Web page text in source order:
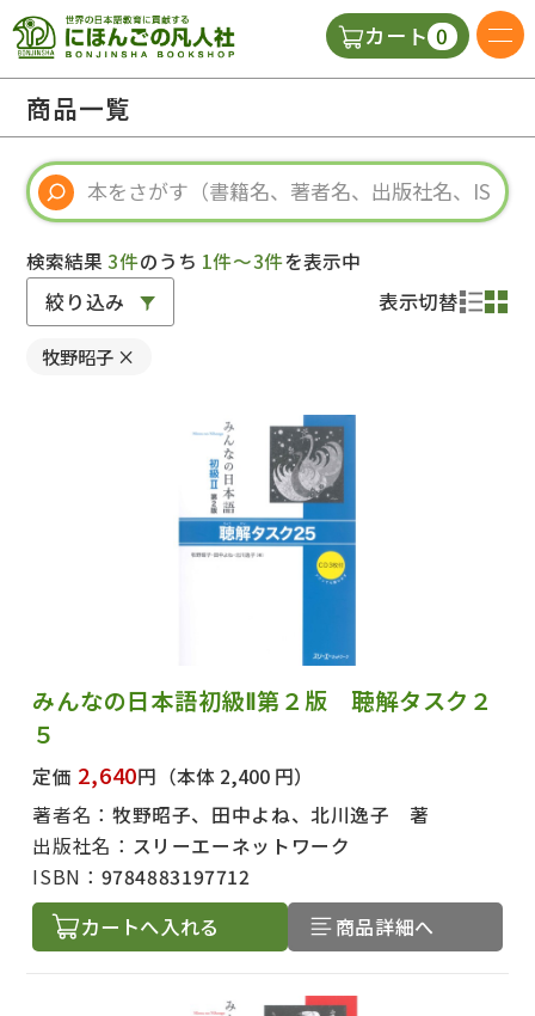
カート 0
視聴覚・補助教材
教師用参考書
商品一覧
検索結果3件のうち 1件～3件を表示中
絞り込み 表示切替
牧野昭子 ×
みんなの日本語初級Ⅱ第２版 聴解タスク２
５
定価 2,640円 （本体 2,400 円）
著者名： 牧野昭子、田中よね、北川逸子 著
出版社名： スリーエーネットワーク
ISBN： 9784883197712
カートへ入れる 商品詳細へ